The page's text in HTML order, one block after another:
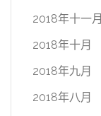
2018年十一月
2018年十月
2018年九月
2018年八月